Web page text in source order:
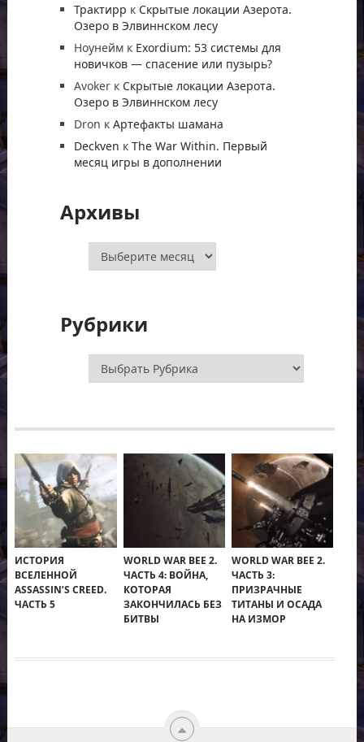
Трактирр к Скрытые локации Азерота.
Озеро в Элвиннском лесу
Ноунеймк Exordium: 53 системы для
новичков — спасение или пузырь?
Avokerк Скрытые локации Азерота.
Озеро в Элвиннском лесу
Dron к Артефакты шамана
Deckven к The War Within. Первый
месяц игры в дополнении
Архивы
Архивы
Рубрики
Рубрики
ИСТОРИЯ
ВСЕЛЕННОЙ
ASSASSIN’S CREED.
ЧАСТЬ 5
WORLD WAR BEE 2.
ЧАСТЬ 4: ВОЙНА,
КОТОРАЯ
ЗАКОНЧИЛАСЬ БЕЗ
БИТВЫ
WORLD WAR BEE 2.
ЧАСТЬ 3:
ПРИЗРАЧНЫЕ
ТИТАНЫ И ОСАДА
НА ИЗМОР